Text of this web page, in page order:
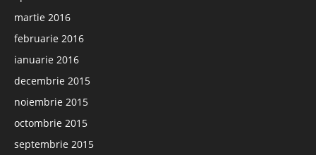
martie 2016
februarie 2016
ianuarie 2016
decembrie 2015
noiembrie 2015
octombrie 2015
septembrie 2015